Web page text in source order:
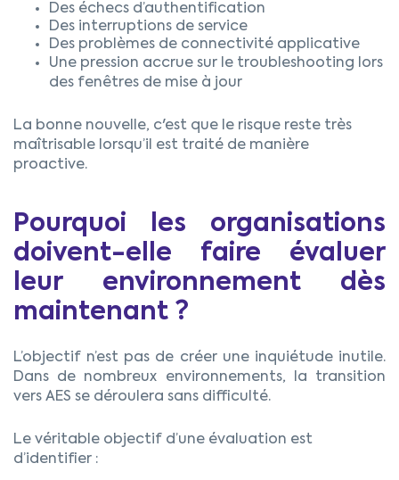
Des échecs d’authentification
Des interruptions de service
Des problèmes de connectivité applicative
Une pression accrue sur le troubleshooting lors
des fenêtres de mise à jour
La bonne nouvelle, c'est que le risque reste très
maîtrisable lorsqu’il est traité de manière
proactive.
Pourquoi les organisations
doivent-elle faire évaluer
leur environnement dès
maintenant ?
L’objectif n’est pas de créer une inquiétude inutile.
Dans de nombreux environnements, la transition
vers AES se déroulera sans difficulté.
Le véritable objectif d’une évaluation est
d’identifier :